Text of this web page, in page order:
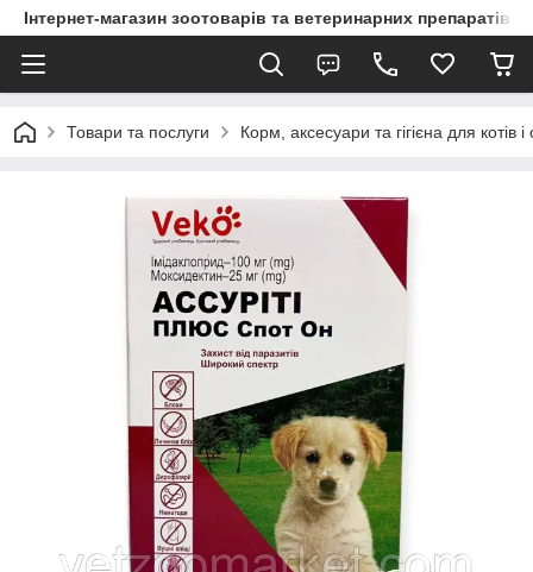
Інтернет-магазин зоотоварів та ветеринарних препаратів
Товари та послуги Корм, аксесуари та гігієна для котів і